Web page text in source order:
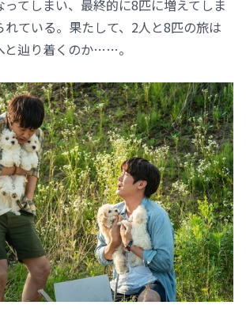
てしまい、最終的に8匹に増えてしま
れている。果たして、2人と8匹の旅は
と辿り着くのか……。